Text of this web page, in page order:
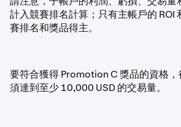
計入競賽排名計算；只有主帳戶的 ROI
賽排名和獎品得主。
要符合獲得 Promotion C 獎品的資格
須達到至少 10,000 USD 的交易量。